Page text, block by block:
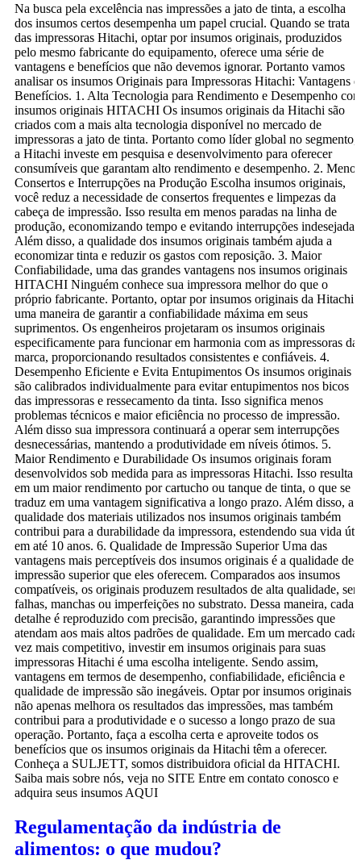
Na busca pela excelência nas impressões a jato de tinta, a escolha
dos insumos certos desempenha um papel crucial. Quando se trata
das impressoras Hitachi, optar por insumos originais, produzidos
pelo mesmo fabricante do equipamento, oferece uma série de
vantagens e benefícios que não devemos ignorar. Portanto vamos
analisar os insumos Originais para Impressoras Hitachi: Vantagens e
Benefícios. 1. Alta Tecnologia para Rendimento e Desempenho
insumos originais HITACHI Os insumos originais da Hitachi são
criados com a mais alta tecnologia disponível no mercado de
impressoras a jato de tinta. Portanto como líder global no segmento,
a Hitachi investe em pesquisa e desenvolvimento para oferecer
consumíveis que garantam alto rendimento e desempenho. 2. Menos
Consertos e Interrupções na Produção Escolha insumos originais,
você reduz a necessidade de consertos frequentes e limpezas da
cabeça de impressão. Isso resulta em menos paradas na linha de
produção, economizando tempo e evitando interrupções
Além disso, a qualidade dos insumos originais também ajuda a
economizar tinta e reduzir os gastos com reposição. 3. Maior
Confiabilidade, uma das grandes vantagens nos insumos originais
HITACHI Ninguém conhece sua impressora melhor do que o
próprio fabricante. Portanto, optar por insumos originais da Hitachi
uma maneira de garantir a confiabilidade máxima em seus
suprimentos. Os engenheiros projetaram os insumos originais
especificamente para funcionar em harmonia com as impressoras da
marca, proporcionando resultados consistentes e confiáveis. 4.
Desempenho Eficiente e Evita Entupimentos Os insumos originais
são calibrados individualmente para evitar entupimentos nos bicos
das impressoras e ressecamento da tinta. Isso significa menos
problemas técnicos e maior eficiência no processo de impressão.
Além disso sua impressora continuará a operar sem interrupções
desnecessárias, mantendo a produtividade em níveis ótimos. 5.
Maior Rendimento e Durabilidade Os insumos originais foram
desenvolvidos sob medida para as impressoras Hitachi. Isso resulta
em um maior rendimento por cartucho ou tanque de tinta, o que se
traduz em uma vantagem significativa a longo prazo. Além disso, a
qualidade dos materiais utilizados nos insumos originais também
contribui para a durabilidade da impressora, estendendo sua vida útil
em até 10 anos. 6. Qualidade de Impressão Superior Uma das
vantagens mais perceptíveis dos insumos originais é a qualidade de
impressão superior que eles oferecem. Comparados aos insumos
compatíveis, os originais produzem resultados de alta qualidade,
falhas, manchas ou imperfeições no substrato. Dessa maneira, cada
detalhe é reproduzido com precisão, garantindo impressões que
atendam aos mais altos padrões de qualidade. Em um mercado cada
vez mais competitivo, investir em insumos originais para suas
impressoras Hitachi é uma escolha inteligente. Sendo assim,
vantagens em termos de desempenho, confiabilidade, eficiência e
qualidade de impressão são inegáveis. Optar por insumos originais
não apenas melhora os resultados das impressões, mas também
contribui para a produtividade e o sucesso a longo prazo de sua
operação. Portanto, faça a escolha certa e aproveite todos os
benefícios que os insumos originais da Hitachi têm a oferecer.
Conheça a SULJETT, somos distribuidora oficial da HITACHI.
Saiba mais sobre nós, veja no SITE Entre em contato conosco e
adquira seus insumos AQUI
Regulamentação da indústria de
alimentos: o que mudou?